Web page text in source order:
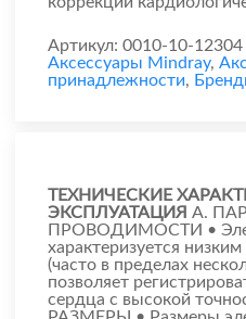
Артикул: 0010-10-12304
Аксессуары Mindray,
принадлежности,
ТЕХНИЧЕСКИЕ
ЭКСПЛУАТАЦИЯ А.
ПРОВОДИМОСТИ •
характеризуется
(часто в пределах
позволяет
сердца с высокой